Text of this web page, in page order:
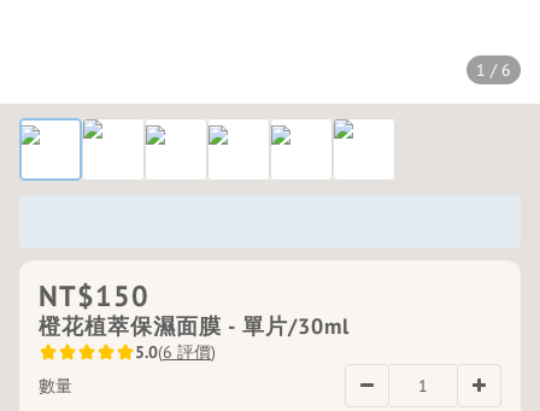
1 / 6
NT$150
橙花植萃保濕面膜 - 單片/30ml
5.0(6 評價)
數量